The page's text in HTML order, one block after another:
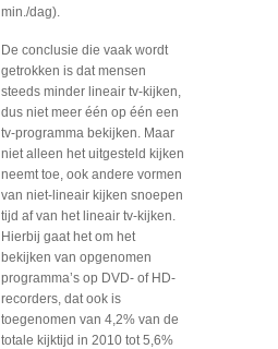
min./dag).
De conclusie die vaak wordt
getrokken is dat mensen
steeds minder lineair tv-kijken,
dus niet meer één op één een
tv-programma bekijken. Maar
niet alleen het uitgesteld kijken
neemt toe, ook andere vormen
van niet-lineair kijken snoepen
tijd af van het lineair tv-kijken.
Hierbij gaat het om het
bekijken van opgenomen
programma’s op DVD- of HD-
recorders, dat ook is
toegenomen van 4,2% van de
totale kijktijd in 2010 tot 5,6%